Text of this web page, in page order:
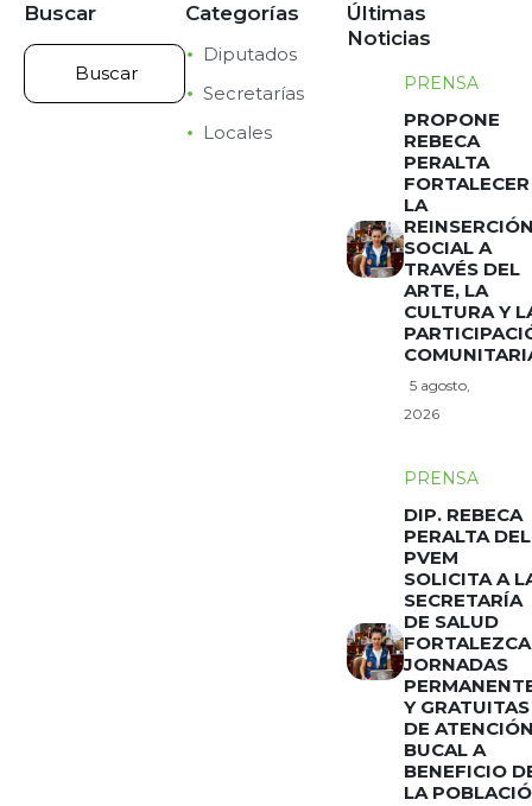
Buscar Categorías
Diputados
Secretarías
Locales
Últimas
Noticias
PRENSA
PROPONE
REBECA
PERALTA
FORTALECER
LA
SOCIAL A
TRAVÉS DEL
ARTE, LA
CULTURA Y
5 agosto,
2026
PRENSA
DIP. REBECA
PERALTA DEL
PVEM
SOLICITA A
SECRETARÍA
DE SALUD
FORTALEZCA
JORNADAS
Y GRATUITAS
DE
BUCAL A
BENEFICIO
LA